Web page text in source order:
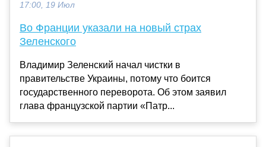
17:00, 19 Июл
Во Франции указали на новый страх
Зеленского
Владимир Зеленский начал чистки в
правительстве Украины, потому что боится
государственного переворота. Об этом заявил
глава французской партии «Патр...